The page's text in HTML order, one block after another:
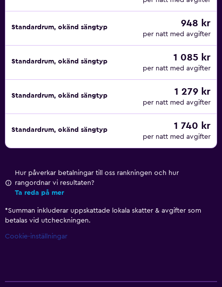
Standardrum, okänd sängtyp 948 kr
per natt med avgifter
Standardrum, okänd sängtyp 1 085 kr
per natt med avgifter
Standardrum, okänd sängtyp 1 279 kr
per natt med avgifter
Standardrum, okänd sängtyp 1 740 kr
per natt med avgifter
Hur påverkar betalningar till oss rankningen och hur
rangordnar vi resultaten?
Ta reda på mer
*Summan inkluderar uppskattade lokala skatter & avgifter som
betalas vid utcheckningen.
Cookie-inställningar